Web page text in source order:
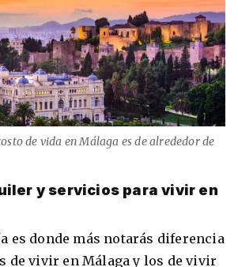
de vida en Málaga es de alrededor de
y servicios para vivir en
es donde más notarás diferencia
de vivir en Málaga y los de vivir